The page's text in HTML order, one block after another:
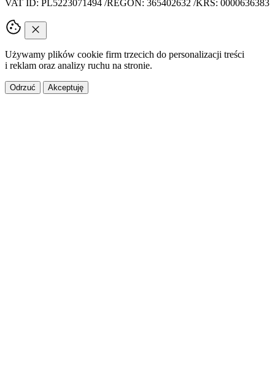
VAT ID: PL5223071494 /REGON: 365402632 /KRS: 0000636383
Używamy plików cookie firm trzecich do personalizacji treści
i reklam oraz analizy ruchu na stronie.
Odrzuć Akceptuję